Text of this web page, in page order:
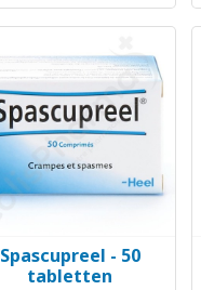
Snel bekijken
Spascupreel - 50
tabletten